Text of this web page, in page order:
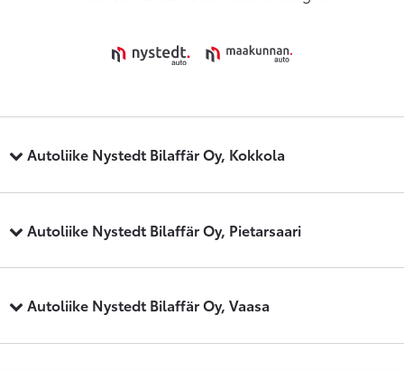
Autoliike Nystedt Bilaffär Oy, Kokkola
Autoliike Nystedt Bilaffär Oy, Pietarsaari
Autoliike Nystedt Bilaffär Oy, Vaasa